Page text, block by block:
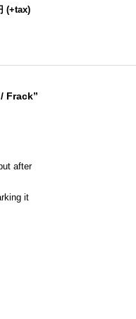
(+tax)
Frack”
after
it